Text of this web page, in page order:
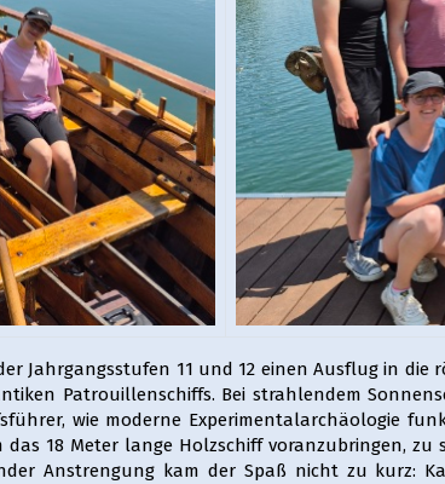
Jahrgangsstufen 11 und 12 einen Ausflug in die
Patrouillenschiffs. Bei strahlendem
wie moderne Experimentalarchäologie
18 Meter lange Holzschiff voranzubringen,
Anstrengung kam der Spaß nicht zu kurz: